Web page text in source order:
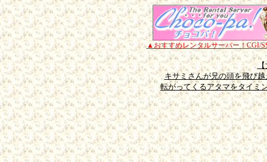
▲おすすめレンタルサーバー！CGI/
キサミさんが兄の頭を飛び
転がってくるアタマをタイミ